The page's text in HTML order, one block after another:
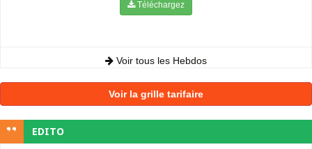
Téléchargez
Voir tous les Hebdos
Voir la grille tarifaire
EDITO